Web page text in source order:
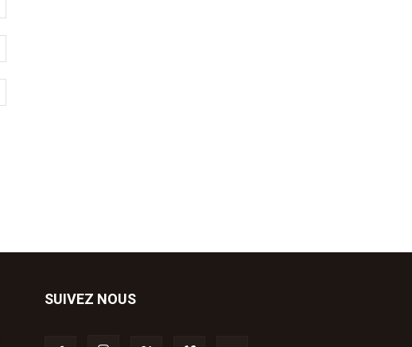
SUIVEZ NOUS